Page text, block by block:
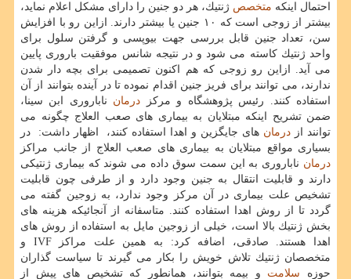
احتمال اینكه متخصص ژنتیك، هر دو جنین را دارای مشكل اعلام نماید،
بیشتر از زوجی است كه ۱۰ جنین یا بیشتر دارند. ازاین رو با افزایش
سن، تعداد جنین قابل بررسی جهت بیوپسی و گرفتن سلول برای
واحد ژنتیك كاسته می شود و در نتیجه شانس موفقیت باروری پایین
می آید. ازاین رو زوجی كه هم اكنون تصمیمی برای بچه دار شدن
ندارند، می توانند برای فریز جنین اقدام نموده تا در آینده بتوانند از آن
استفاده كنند. رئیس پژوهشگاه و مركز درمان ناباروری ابن سینا،
ضمن تشریح اینكه مبتلایان به بیماری های صعب العلاج چگونه می
توانند از درمان های جایگزین و اهدا استفاده كنند، ­ اظهار داشت: ­ در
بسیاری مواقع مبتلایان به بیماری های صعب العلاج از جانب مراكز
درمان ناباروری به این سمت سوق داده می شوند كه بیماری ژنتیكی
دارند و قابلیت انتقال به جنین وجود دارد و از طرفی چون قابلیت
تشخیص علت بیماری در آن مركز وجود ندارد، به زوجین گفته می
گردد تا از روش اهدا استفاده كنند. متاسفانه از آنجائیكه هزینه های
بخش ژنتیك بالا است، خیلی از زوجین مایل به استفاده از روش های
اهدا هستند. صادقی، اضافه كرد: به همین علت مراكز IVF و
متخصصان ژنتیك تلاش خویش را بكار می گیرند تا سیاست گذاران
حوزه سلامت و بیمه بتوانند، همانطور كه تشخیص های پیش از